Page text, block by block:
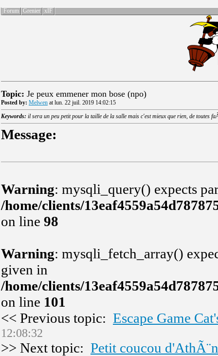
Forum Grenier xIF
Topic: Je peux emmener mon bose (npo)
Posted by: Melwen at lun. 22 juil. 2019 14:02:15
Keywords: il sera un peu petit pour la taille de la salle mais c'est mieux que rien, de toutes
Message:
Warning: mysqli_query() expects
/home/clients/
on line 98
Warning: mysqli_fetch_array()
given in
/home/clients/
on line 101
<< Previous topic: Escape Game
12:08:32
>> Next topic: Petit coucou